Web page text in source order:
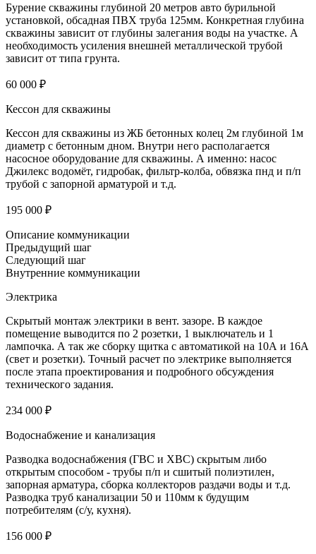
Бурение скважины глубиной 20 метров авто бурильной
установкой, обсадная ПВХ труба 125мм. Конкретная глубина
скважины зависит от глубины залегания воды на участке. А
необходимость усиления внешней металлической трубой
зависит от типа грунта.
60 000 ₽
Кессон для скважины
Кессон для скважины из ЖБ бетонных колец 2м глубиной 1м
диаметр с бетонным дном. Внутри него располагается
насосное оборудование для скважины. А именно: насос
Джилекс водомёт, гидробак, фильтр-колба, обвязка пнд и п/п
трубой с запорной арматурой и т.д.
195 000 ₽
Описание коммуникации
Предыдущий шаг
Следующий шаг
Внутренние коммуникации
Электрика
Скрытый монтаж электрики в вент. зазоре. В каждое
помещение выводится по 2 розетки, 1 выключатель и 1
лампочка. А так же сборку щитка с автоматикой на 10А и 16А
(свет и розетки). Точный расчет по электрике выполняется
после этапа проектирования и подробного обсуждения
технического задания.
234 000 ₽
Водоснабжение и канализация
Разводка водоснабжения (ГВС и ХВС) скрытым либо
открытым способом - трубы п/п и сшитый полиэтилен,
запорная арматура, сборка коллекторов раздачи воды и т.д.
Разводка труб канализации 50 и 110мм к будущим
потребителям (с/у, кухня).
156 000 ₽